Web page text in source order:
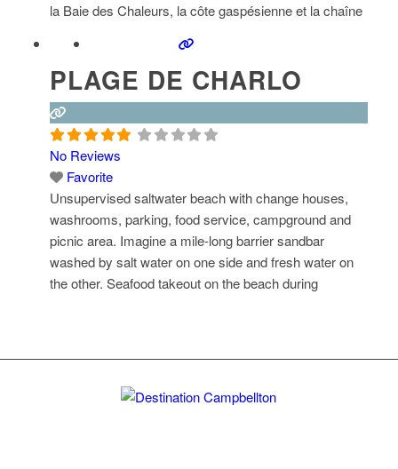
la Baie des Chaleurs, la côte gaspésienne et la chaîne
la plus belle vue de la province! Levers et couchers
Read more...
PLAGE DE CHARLO
No Reviews
Favorite
Unsupervised saltwater beach with change houses,
washrooms, parking, food service, campground and
picnic area. Imagine a mile-long barrier sandbar
washed by salt water on one side and fresh water on
the other. Seafood takeout on the beach during